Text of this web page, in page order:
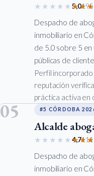
★★★★★5,0195
Despacho de
inmobiliario en
de 5.0 sobre 5
públicas de
Perfil
reputación
práctica activa en
05 #5 CÓRDOBA
Alcalde
★★★★★4,7111
Despacho de
inmobiliario en